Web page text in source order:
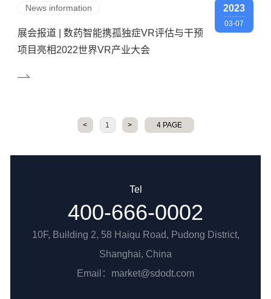
News information
展会报道 | 数药智能携孤独症VR评估与干预
项目亮相2022世界VR产业大会
2023
03-07
< 1 > 4 PAGE
Tel
400-666-0002
10F, Building 2, 58 Haiqu Road, Pudong District,
Shanghai, China
Email：market@sdodt.com